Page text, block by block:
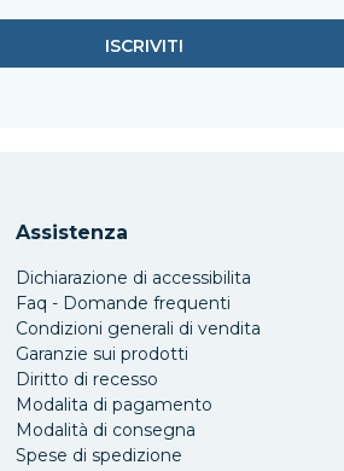
Assistenza
Dichiarazione di accessibilita
Faq - Domande frequenti
Condizioni generali di vendita
Garanzie sui prodotti
Diritto di recesso
Modalita di pagamento
Modalità di consegna
Spese di spedizione